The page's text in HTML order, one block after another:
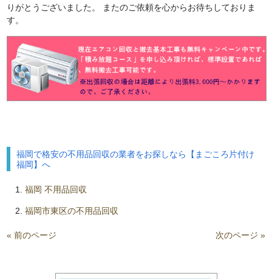
りがとうございました。 またのご依頼を心からお待ちしておりま
す。
福岡で格安の不用品回収の業者をお探しなら【まごころ片付け
福岡】へ
福岡 不用品回収
福岡市東区の不用品回収
« 前のページ 次のページ »